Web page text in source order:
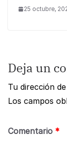
25 octubre,
Deja un
Tu dirección
Los campos
Comentario *